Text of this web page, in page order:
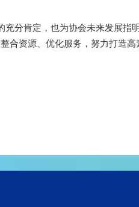
分肯定，也为协会未来发展指明
合资源、优化服务，努力打造高